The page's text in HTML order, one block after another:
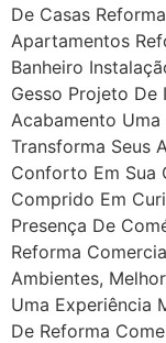
De Casas
Apartamentos
Banheiro
Gesso Projeto De
Acabamento Uma
Transforma Seus
Conforto Em Sua
Comprido Em
Presença De
Reforma
Ambientes,
Uma Experiência
De Reforma